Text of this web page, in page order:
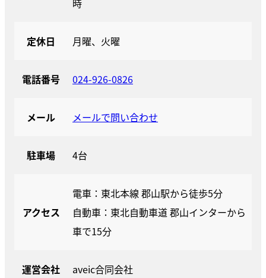
時
定休日 月曜、火曜
電話番号 024-926-0826
メール メールで問い合わせ
駐車場 4台
アクセス
電車：東北本線 郡山駅から徒歩5分
自動車：東北自動車道 郡山インターから
車で15分
運営会社 aveic合同会社